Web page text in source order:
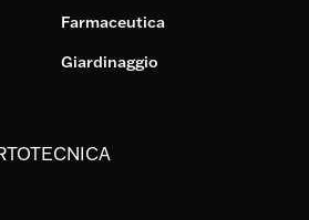
Farmaceutica
Giardinaggio